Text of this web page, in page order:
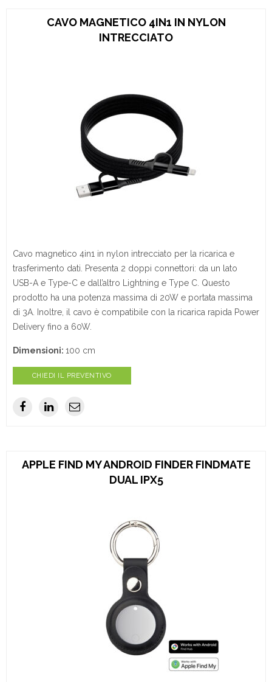
CAVO MAGNETICO 4IN1 IN NYLON
INTRECCIATO
Cavo magnetico 4in1 in nylon intrecciato per la ricarica e
trasferimento dati. Presenta 2 doppi connettori: da un lato
USB-A e Type-C e dall’altro Lightning e Type C. Questo
prodotto ha una potenza massima di 20W e portata massima
di 3A. Inoltre, il cavo è compatibile con la ricarica rapida Power
Delivery fino a 60W.
Dimensioni: 100 cm
CHIEDI IL PREVENTIVO
APPLE FIND MY ANDROID FINDER FINDMATE
DUAL IPX5